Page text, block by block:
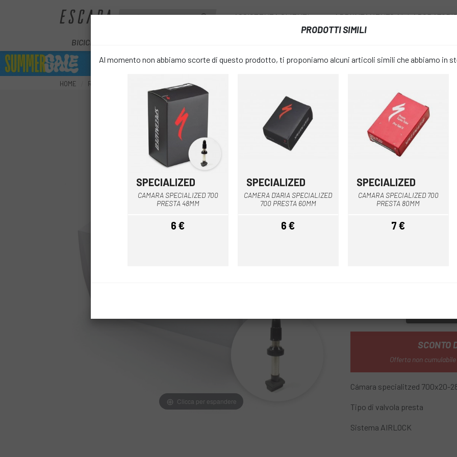
ASSISTENZA CLIENTI APPUNTAMENTO AL
BICICLETTE
HOME RUOTE TELECAMERE STRADALI
favorite_border
Clicca per espandere
CAMARA
AIRLOCK
48MM
PREZZO: 7 €
LARGHEZZA DELLA CAMERA:
PRODOTTI SIMILI
Al momento non abbiamo scorte di questo prodotto, ti proponiamo alcuni articoli simili che abbiamo in
SPECIALIZED
CAMARA SPECIALIZED 700
PRESTA 48MM
Prezzo
6 €
SPECIALIZED
CAMERA D'ARIA SPECIALIZED
700 PRESTA 60MM
Prezzo
6 €
SPECIALIZED
CAMARA SPECIALIZED 700
PRESTA 80MM
Prezzo
7 €
SCONTO
Offerta non
Cámara specialitzed 700x20-
Tipo di valvola presta
Sistema AIRLOCK